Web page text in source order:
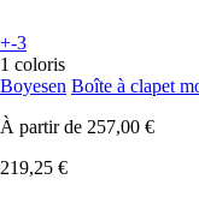
+-3
1 coloris
Boyesen Boîte à clapet
À partir de 257,00 €
219,25 €